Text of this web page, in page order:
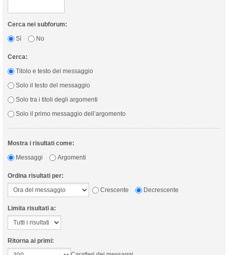
Cerca nei subforum:
Sì
No
Cerca:
Titolo e testo del messaggio
Solo il testo del messaggio
Solo tra i titoli degli argomenti
Solo il primo messaggio dell’argomento
Mostra i risultati come:
Messaggi
Argomenti
Ordina risultati per:
Crescente
Decrescente
Limita risultati a:
Ritorna ai primi: